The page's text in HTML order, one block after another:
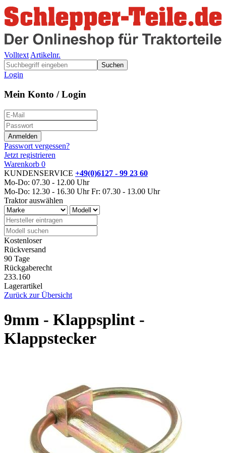
Volltext Artikelnr.
Suchen
Login
Mein Konto / Login
Passwort vergessen?
Jetzt registrieren
Warenkorb 0
KUNDENSERVICE +49(0)6127 - 99 23 60
Mo-Do: 07.30 - 12.00 Uhr
Mo-Do: 12.30 - 16.30 Uhr Fr: 07.30 - 13.00 Uhr
Traktor auswählen
Kostenloser
Rückversand
90 Tage
Rückgaberecht
233.160
Lagerartikel
Zurück zur Übersicht
9mm - Klappsplint -
Klappstecker